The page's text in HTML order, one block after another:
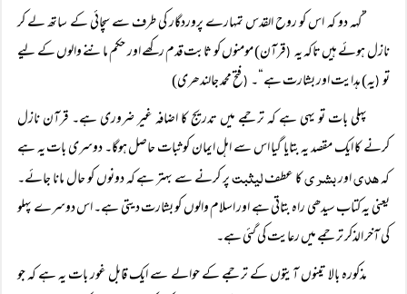
”کہہ دو کہ اس کو روح القدس تمہارے پروردگار کی طرف سے سچائی کے ساتھ لے کر
نازل ہوئے ہیں تاکہ یہ (قرآن) مومنوں کو ثابت قدم رکھے اور حکم ماننے والوں کے لیے
تو(یہ) ہدایت اور بشارت ہے“۔ (فتح محمد جالندھری)
پہلی بات تو یہی ہے کہ ترجمے میں تدریج کا اضافہ غیر ضروری ہے۔ قرآن نازل
کرنے کا ایک مقصد یہ بتایا گیا اس سے اہل ایمان کو ثبات حاصل ہوگا۔ دوسری بات یہ ہے
کہھدیاوربشریکا عطفلیثبتپر کرنے سے بہتر ہے کہ دونوں کو حال مانا جائے۔
یعنی یہ کتاب سیدھی راہ بتاتی ہے اور اسلام والوں کو بشارت دیتی ہے۔ اس دوسرے پہلو
کی آخر الذکر ترجمے میں رعایت کی گئی ہے۔
مذکورہ بالا تینوں آیتوں کے ترجمے کے حوالے سے ایک قابل غور بات یہ ہے کہ جو